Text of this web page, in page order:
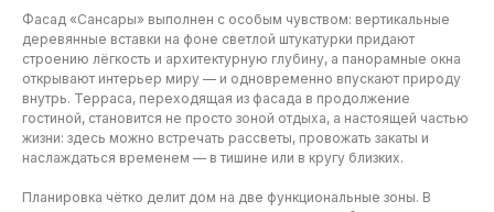
Фасад «Сансары» выполнен с особым чувством: вертикальные
деревянные вставки на фоне светлой штукатурки придают
строению лёгкость и архитектурную глубину, а панорамные окна
открывают интерьер миру — и одновременно впускают природу
внутрь. Терраса, переходящая из фасада в продолжение
гостиной, становится не просто зоной отдыха, а настоящей частью
жизни: здесь можно встречать рассветы, провожать закаты и
наслаждаться временем — в тишине или в кругу близких.
Планировка чётко делит дом на две функциональные зоны. В